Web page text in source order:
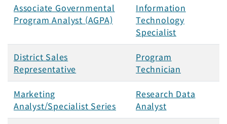
Associate Governmental
Program Analyst (AGPA)
Information
Technology
Specialist
District Sales
Representative
Program
Technician
Marketing
Analyst/Specialist Series
Research Data
Analyst